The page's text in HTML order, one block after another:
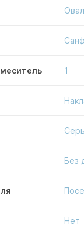
1
Без
Нет